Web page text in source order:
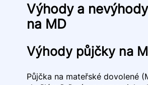
Výhody a
na MD
Výhody půjčky na
Půjčka na mateřské dovolené